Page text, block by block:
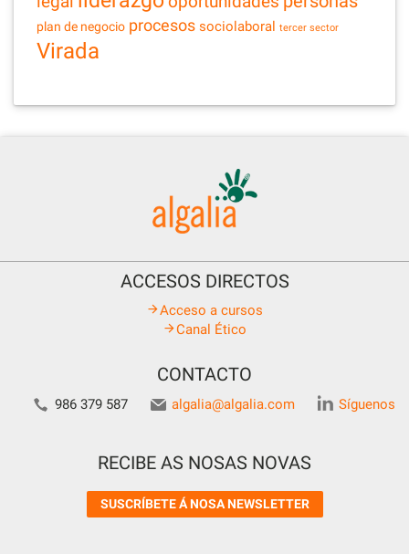
plan de negocio procesos sociolaboral tercer sector
Virada
ACCESOS DIRECTOS
Acceso a cursos
Canal Ético
CONTACTO
986 379 587 algalia@algalia.com Síguenos
RECIBE AS NOSAS NOVAS
SUSCRÍBETE Á NOSA NEWSLETTER